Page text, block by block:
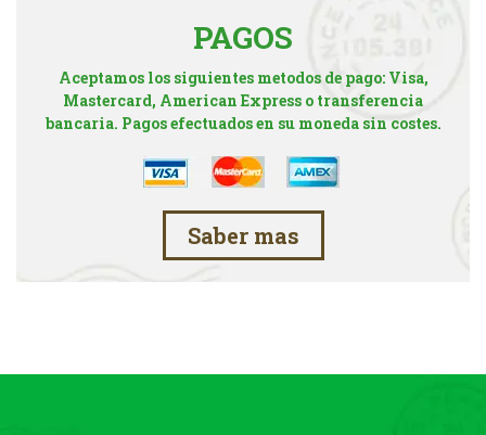
PAGOS
Aceptamos los siguientes metodos de pago: Visa,
Mastercard, American Express o transferencia
bancaria. Pagos efectuados en su moneda sin costes.
Saber mas